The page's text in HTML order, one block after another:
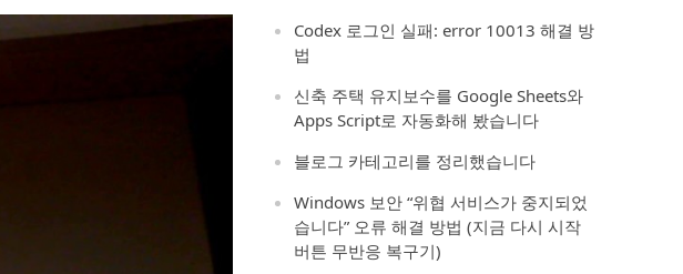
Codex 로그인 실패: error 10013 해결 방
법
신축 주택 유지보수를 Google Sheets와
Apps Script로 자동화해 봤습니다
블로그 카테고리를 정리했습니다
Windows 보안 “위협 서비스가 중지되었
습니다” 오류 해결 방법 (지금 다시 시작
버튼 무반응 복구기)